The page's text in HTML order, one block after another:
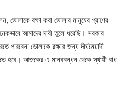
ভোলাকে রক্ষা করা ভোলার মানুষের প্রাণের
আমাদের দাবী তুলে ধরেছি। সরকার
পারবেনা ভোলাকে রক্ষার জন্য দীর্ঘমেয়াদী
হবে। আজকের এ মানববন্ধন থেকে স্থায়ী বাধ